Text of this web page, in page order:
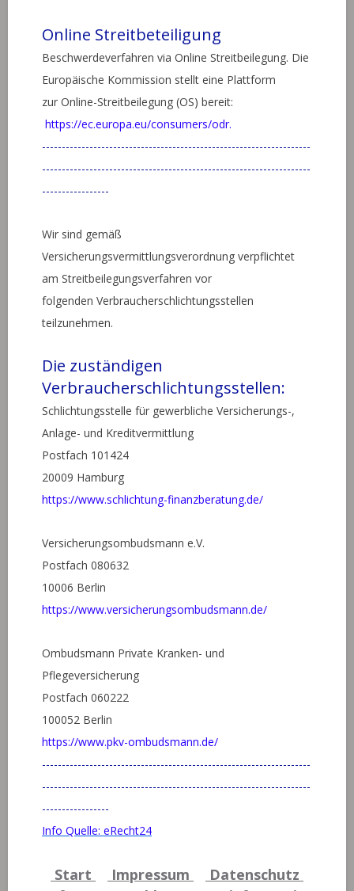
Online Streitbeteiligung
Beschwerdeverfahren via Online Streitbeilegung. Die
Europäische Kommission stellt eine Plattform
zur Online-Streitbeilegung (OS) bereit:
https://ec.europa.eu/consumers/odr.
--------------------------------------------------------------------
--------------------------------------------------------------------
-----------------
Wir sind gemäß
Versicherungsvermittlungsverordnung verpflichtet
am Streitbeilegungsverfahren vor
folgenden Verbraucherschlichtungsstellen
teilzunehmen.
Die zuständigen
Verbraucherschlichtungsstellen:
Schlichtungsstelle für gewerbliche Versicherungs-,
Anlage- und Kreditvermittlung
Postfach 101424
20009 Hamburg
https://www.schlichtung-finanzberatung.de/
Versicherungsombudsmann e.V.
Postfach 080632
10006 Berlin
https://www.versicherungsombudsmann.de/
Ombudsmann Private Kranken- und
Pflegeversicherung
Postfach 060222
100052 Berlin
https://www.pkv-ombudsmann.de/
--------------------------------------------------------------------
--------------------------------------------------------------------
-----------------
Info Quelle: eRecht24
Start Impressum
Datenschutz